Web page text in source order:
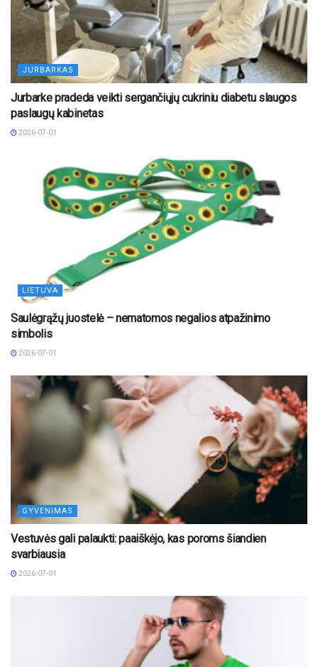
JURBARKAS
Jurbarke pradeda veikti sergančiųjų cukriniu diabetu slaugos
paslaugų kabinetas
2026-07-01
LIETUVA
Saulėgrąžų juostelė – nematomos negalios atpažinimo
simbolis
2026-07-01
GYVENIMAS
Vestuvės gali palaukti: paaiškėjo, kas poroms šiandien
svarbiausia
2026-07-01